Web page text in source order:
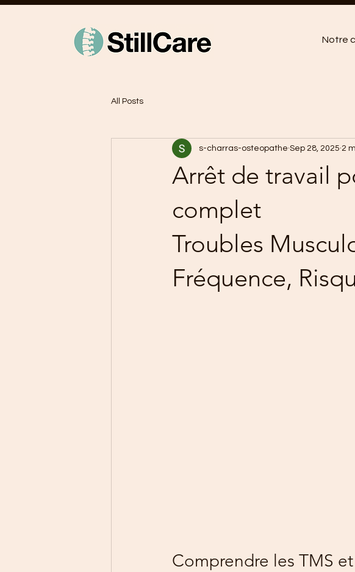
Notre
All Posts
Arrêt de travail
complet
s-charras-osteopathe Sep 28, 2025 2
Troubles
Fréquence,
Comprendre les TMS